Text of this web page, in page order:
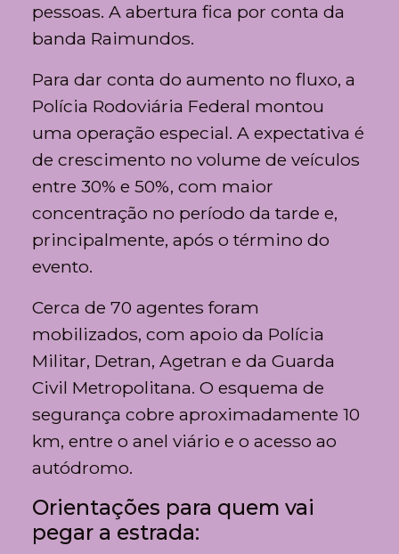
pessoas. A abertura fica por conta da
banda Raimundos.
Para dar conta do aumento no fluxo, a
Polícia Rodoviária Federal montou
uma operação especial. A expectativa é
de crescimento no volume de veículos
entre 30% e 50%, com maior
concentração no período da tarde e,
principalmente, após o término do
evento.
Cerca de 70 agentes foram
mobilizados, com apoio da Polícia
Militar, Detran, Agetran e da Guarda
Civil Metropolitana. O esquema de
segurança cobre aproximadamente 10
km, entre o anel viário e o acesso ao
autódromo.
Orientações para quem vai
pegar a estrada: